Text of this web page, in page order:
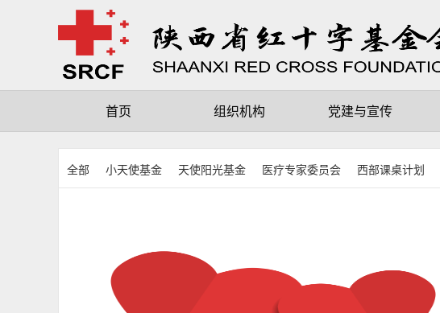
首页 组织机构 党建与宣传
全部 小天使基金 天使阳光基金 医疗专家委员会 西部课桌计划